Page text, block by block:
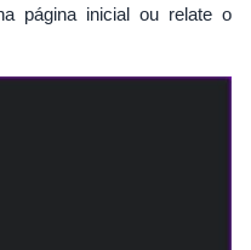
página inicial ou relate o